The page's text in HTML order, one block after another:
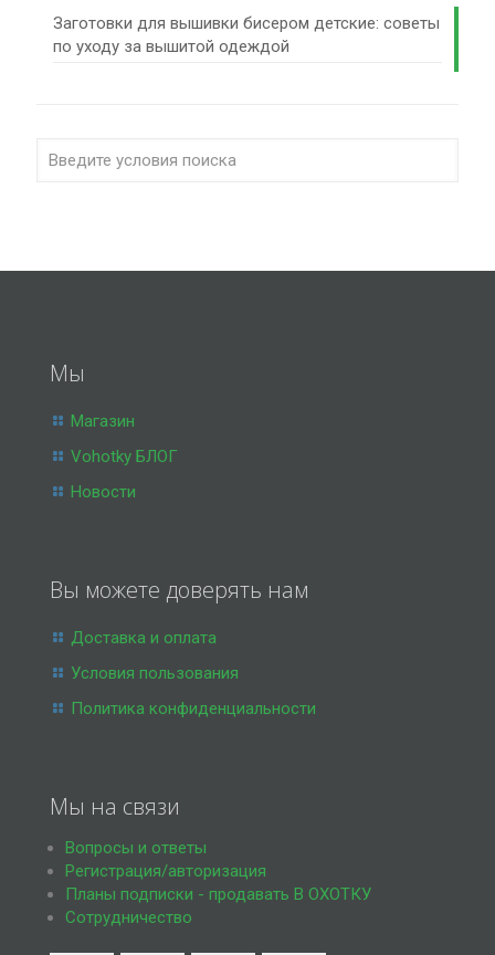
Заготовки для вышивки бисером детские: советы
по уходу за вышитой одеждой
Мы
Магазин
Vohotky БЛОГ
Новости
Вы можете доверять нам
Доставка и оплата
Условия пользования
Политика конфиденциальности
Мы на связи
Вопросы и ответы
Регистрация/авторизация
Планы подписки - продавать В ОХОТКУ
Сотрудничество